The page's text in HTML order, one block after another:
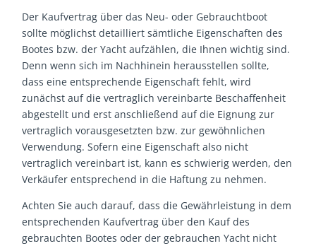
Der Kaufvertrag über das Neu- oder Gebrauchtboot
sollte möglichst detailliert sämtliche Eigenschaften des
Bootes bzw. der Yacht aufzählen, die Ihnen wichtig sind.
Denn wenn sich im Nachhinein herausstellen sollte,
dass eine entsprechende Eigenschaft fehlt, wird
zunächst auf die vertraglich vereinbarte Beschaffenheit
abgestellt und erst anschließend auf die Eignung zur
vertraglich vorausgesetzten bzw. zur gewöhnlichen
Verwendung. Sofern eine Eigenschaft also nicht
vertraglich vereinbart ist, kann es schwierig werden, den
Verkäufer entsprechend in die Haftung zu nehmen.
Achten Sie auch darauf, dass die Gewährleistung in dem
entsprechenden Kaufvertrag über den Kauf des
gebrauchten Bootes oder der gebrauchen Yacht nicht